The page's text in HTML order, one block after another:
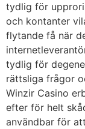
tydlig för
och kontanter
flytande få när
tydlig för
rättsliga frågor
Winzir Casino
efter för helt
användbar för